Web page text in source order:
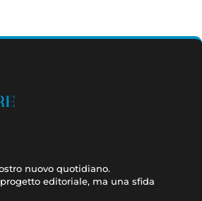
nuovo quotidiano.
editoriale, ma una sfida